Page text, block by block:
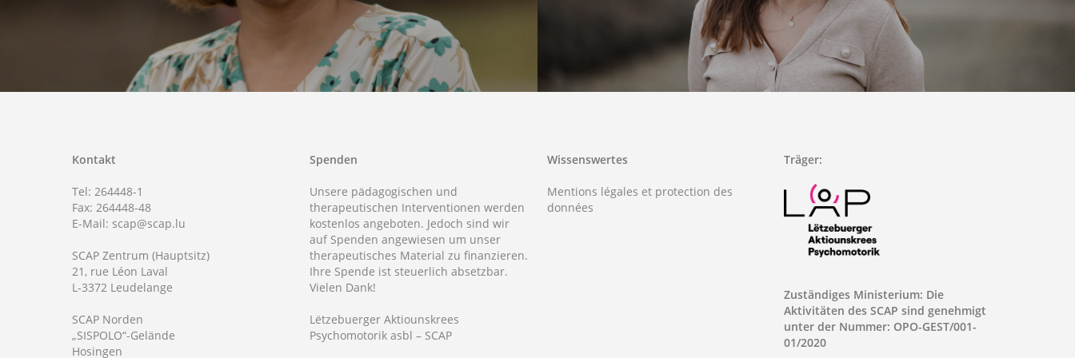
Kontakt
Tel: 264448-1
Fax: 264448-48
E-Mail: scap@scap.lu
SCAP Zentrum (Hauptsitz)
21, rue Léon Laval
L-3372 Leudelange
SCAP Norden
„SISPOLO“-Gelände
Hosingen
Spenden
Unsere pädagogischen und
therapeutischen Interventionen werden
kostenlos angeboten. Jedoch sind wir
auf Spenden angewiesen um unser
therapeutisches Material zu finanzieren.
Ihre Spende ist steuerlich absetzbar.
Vielen Dank!
Lëtzebuerger Aktiounskrees
Psychomotorik asbl – SCAP
Wissenswertes
Mentions légales et protection des
données
Träger:
Zuständiges Ministerium: Die
Aktivitäten des SCAP sind genehmigt
unter der Nummer: OPO-GEST/001-
01/2020